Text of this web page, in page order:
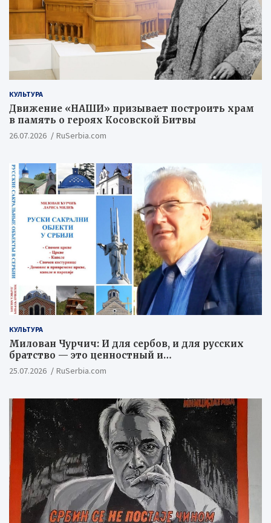
КУЛЬТУРА
Движение «НАШИ» призывает построить храм
в память о героях Косовской Битвы
26.07.2026 RuSerbia.com
КУЛЬТУРА
Милован Чурчич: И для сербов, и для русских
братство — это ценностный и
цивилизационный концепт
25.07.2026 RuSerbia.com